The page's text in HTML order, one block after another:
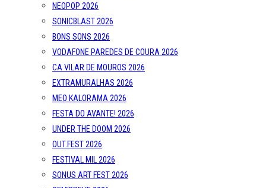
NEOPOP 2026
SONICBLAST 2026
BONS SONS 2026
VODAFONE PAREDES DE COURA 2026
CA VILAR DE MOUROS 2026
EXTRAMURALHAS 2026
MEO KALORAMA 2026
FESTA DO AVANTE! 2026
UNDER THE DOOM 2026
OUT.FEST 2026
FESTIVAL MIL 2026
SONUS ART FEST 2026